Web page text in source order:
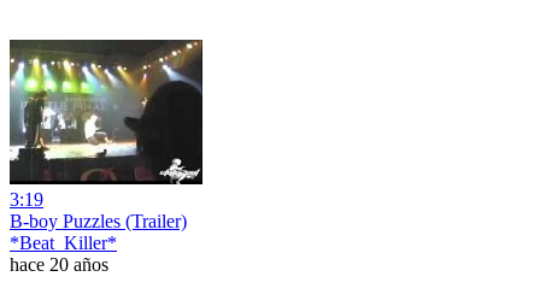
3:19
B-boy Puzzles (Trailer)
*Beat_Killer*
hace 20 años